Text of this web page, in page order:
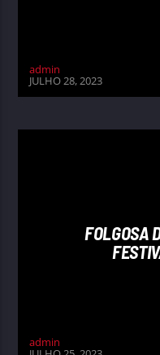
admin
JULHO 28, 2023
FOLGOSA
admin